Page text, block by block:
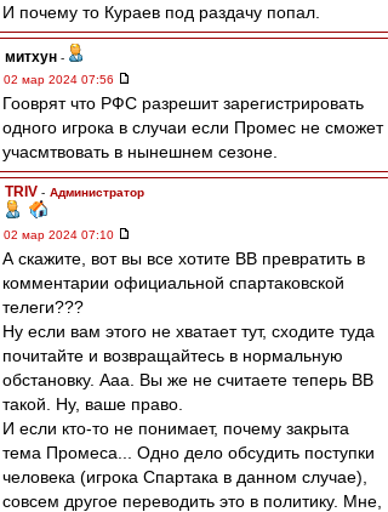
И почему то Кураев под раздачу попал.
митхун -
02 мар 2024 07:56
Гооврят что РФС разрешит зарегистрировать
одного игрока в случаи если Промес не сможет
учасмтвовать в нынешнем сезоне.
TRIV - Администратор
02 мар 2024 07:10
А скажите, вот вы все хотите ВВ превратить в
комментарии официальной спартаковской
телеги???
Ну если вам этого не хватает тут, сходите туда
почитайте и возвращайтесь в нормальную
обстановку. Ааа. Вы же не считаете теперь ВВ
такой. Ну, ваше право.
И если кто-то не понимает, почему закрыта
тема Промеса... Одно дело обсудить поступки
человека (игрока Спартака в данном случае),
совсем другое переводить это в политику. Мне,